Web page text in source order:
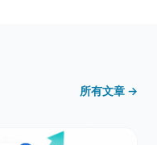
所有文章 →